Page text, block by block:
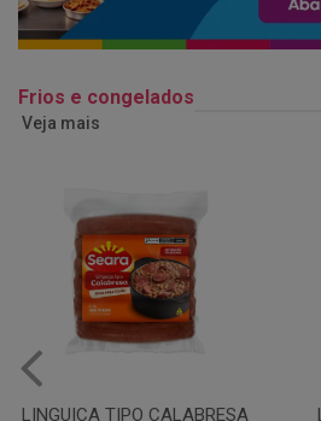
Frios e congelados
Veja mais
LINGUIÇA DE FRANGO